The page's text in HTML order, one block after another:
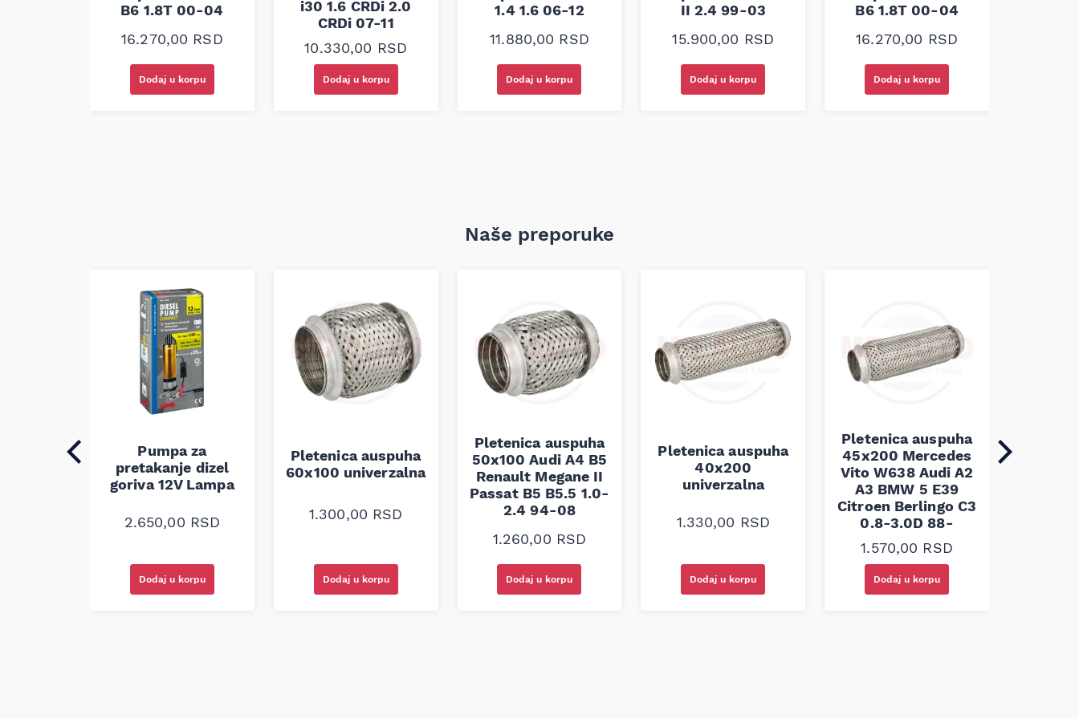
B6 1.8T 00-04
16.270,00 RSD
Dodaj u korpu
i30 1.6 CRDi 2.0
CRDi 07-11
10.330,00 RSD
Dodaj u korpu
1.4 1.6 06-12
11.880,00 RSD
Dodaj u korpu
II 2.4 99-03
15.900,00 RSD
Dodaj u korpu
B6 1.8T 00-04
16.270,00 RSD
Dodaj u korpu
Naše preporuke
Pumpa za
pretakanje dizel
goriva 12V Lampa
2.650,00 RSD
Dodaj u korpu
Pletenica auspuha
60x100 univerzalna
1.300,00 RSD
Dodaj u korpu
Pletenica auspuha
50x100 Audi A4 B5
Renault Megane II
Passat B5 B5.5 1.0-
2.4 94-08
1.260,00 RSD
Dodaj u korpu
Pletenica auspuha
40x200
univerzalna
1.330,00 RSD
Dodaj u korpu
Pletenica auspuha
45x200 Mercedes
Vito W638 Audi A2
A3 BMW 5 E39
Citroen Berlingo C3
0.8-3.0D 88-
1.570,00 RSD
Dodaj u korpu